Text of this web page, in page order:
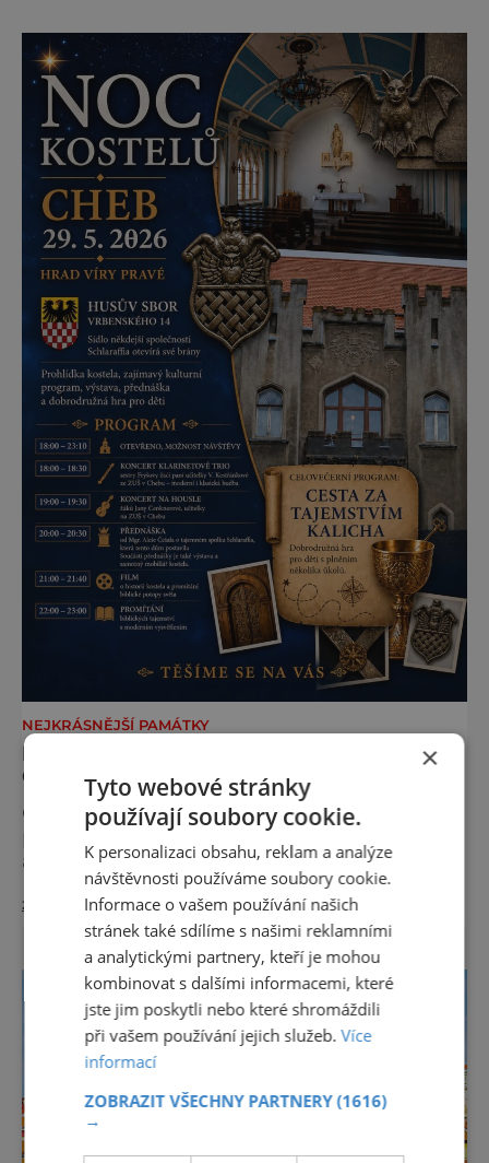
NEJKRÁSNĚJŠÍ PAMÁTKY
NOC KOSTELŮ 2026 V HUSOVĚ SBORU V
CHEBU
Odhalte tajemství chebské Schlaraffie V
pátek 29. května 2026 se v rámci celostátní
akce Noc kostelů otevřou veřejnosti i místa,
která běžně zůstávají skrytá. Jedním z
nejzajímavějších bude bezesporu Husův
sbor Církve československé husitské v
Chebu (Vrbenského 14), který letos nabídne
večer plný historie, hudby, tajemství i
dobrodružství pro malé i velké návštěvníky.
Málokdo ví, že dnešní kos
zobrazit více >>
×
Tyto webové stránky
používají soubory cookie.
K personalizaci obsahu, reklam a analýze
návštěvnosti používáme soubory cookie.
Informace o vašem používání našich
stránek také sdílíme s našimi reklamními
a analytickými partnery, kteří je mohou
kombinovat s dalšími informacemi, které
jste jim poskytli nebo které shromáždili
při vašem používání jejich služeb.Více
informací
ZOBRAZIT VŠECHNY PARTNERY(1616)
→